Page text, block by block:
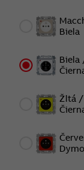
Biela
Biela
Žltá